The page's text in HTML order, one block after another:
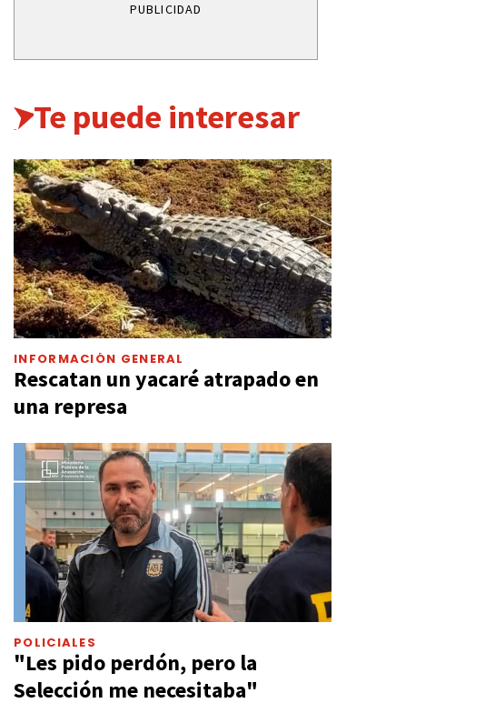
PUBLICIDAD
Te puede interesar
INFORMACIÓN GENERAL
Rescatan un yacaré atrapado en
una represa
POLICIALES
"Les pido perdón, pero la
Selección me necesitaba"